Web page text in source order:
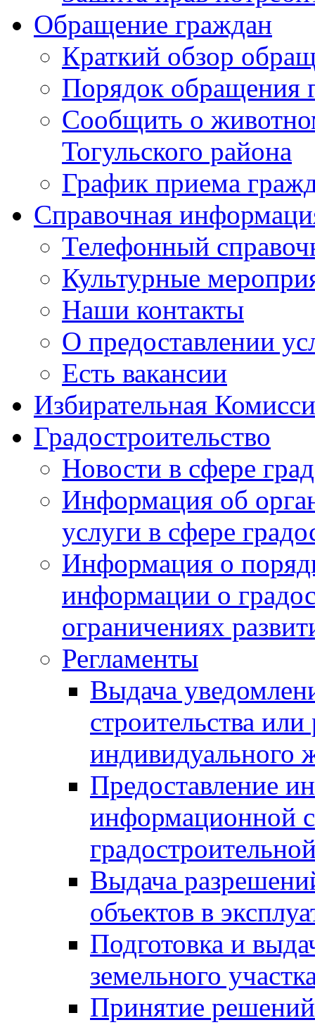
Обращение граждан
Краткий обзор
Порядок обращения
Сообщить о
Тогульского района
График приема
Справочная
Телефонный
Культурные
Наши контакты
О предоставлении
Есть вакансии
Избирательная
Градостроительство
Новости в сфере
Информация об
услуги в сфере
Информация о
информации о
ограничениях
Регламенты
Выдача
строительства
индивидуального
Предоставление
информационной
Выдача
объектов в
Подготовка и
земельного
Принятие